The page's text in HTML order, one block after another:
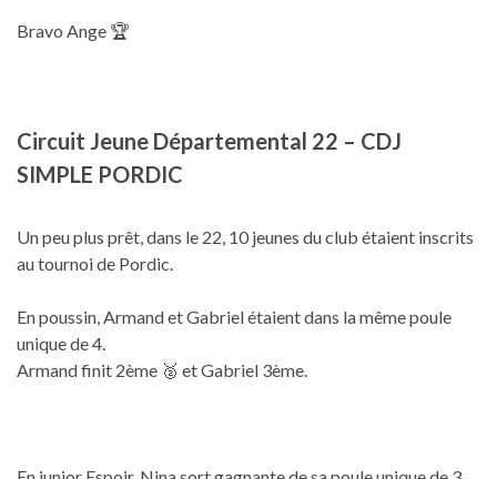
Bravo Ange 🏆
Circuit Jeune Départemental 22 – CDJ
SIMPLE PORDIC
Un peu plus prêt, dans le 22, 10 jeunes du club étaient inscrits
au tournoi de Pordic.
En poussin, Armand et Gabriel étaient dans la même poule
unique de 4.
Armand finit 2ème 🥈 et Gabriel 3ème.